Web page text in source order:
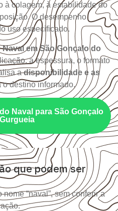
à colagem, à estabilidade do
O desempenho
uso especificado.
em São Gonçalo do
a espessura, o formato
adisponibilidade e as
destino informado.
Naval para São Gonçalo
que podem ser
“naval”, sem conferir a